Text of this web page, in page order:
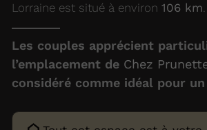
Lorraine est situé à environ 106 km.
Les couples apprécient
l’emplacement de Chez
considéré comme idéal pour